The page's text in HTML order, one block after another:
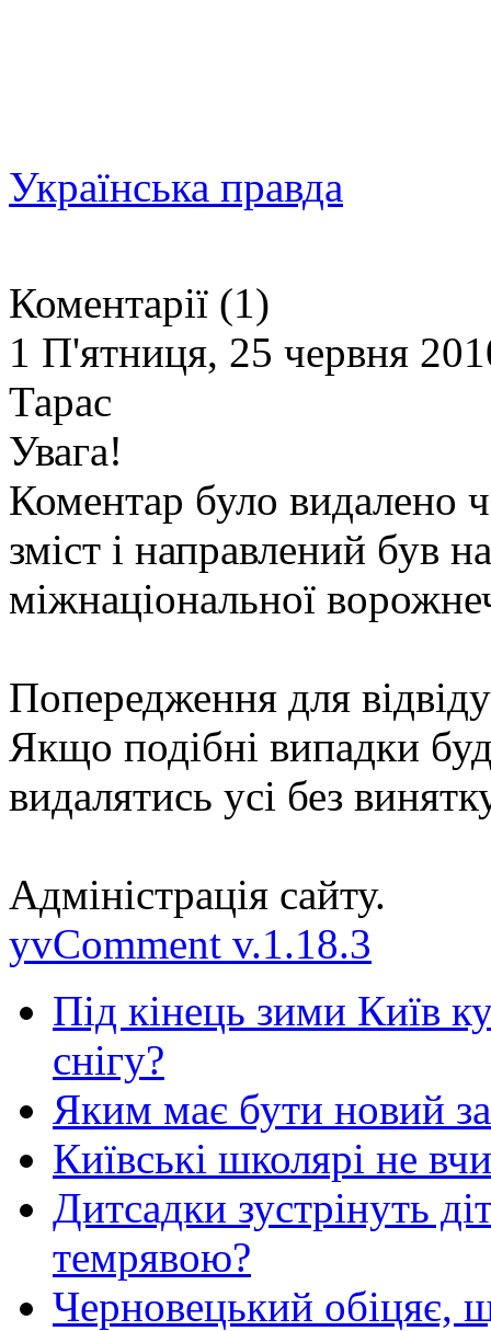
Українська правда
Коментарії (1)
1 П'ятниця, 25 червня
Тарас
Увага!
Коментар було видалено
зміст і направлений був
міжнаціональної
Попередження для
Якщо подібні випадки
видалятись усі без
Адміністрація сайту.
yvComment v.1.18.3
Під кінець зими Київ
снігу?
Яким має бути новий
Київські школярі не
Дитсадки зустрінуть
темрявою?
Черновецький обіцяє,